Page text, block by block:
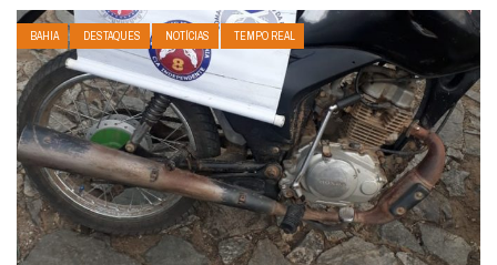
BAHIA DESTAQUES NOTÍCIAS TEMPO REAL